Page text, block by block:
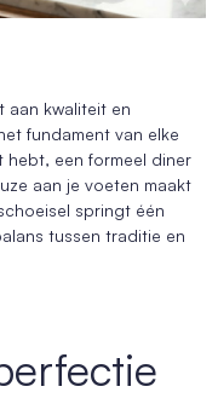
aan kwaliteit en
fundament van elke
hebt, een formeel diner
aan je voeten maakt
springt één
tussen traditie en